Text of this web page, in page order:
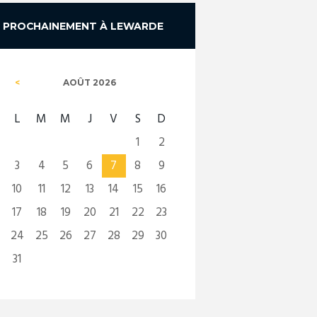
PROCHAINEMENT À LEWARDE
AOÛT 2026
L M M J V S
D
1
2
3
4 5 6 7 8
9
10
11 12 13 14 15
16
17
18 19 20 21 22
23
24
25 26 27 28 29
30
31